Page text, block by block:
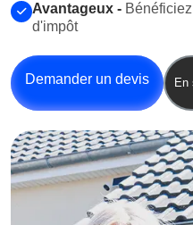
Avantageux -
d'impôt
Demander un devis En